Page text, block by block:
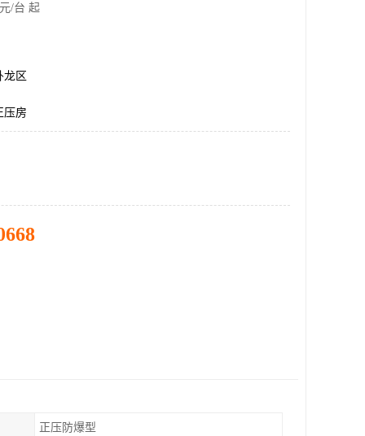
/台 起
龙区
压房
正压防爆型